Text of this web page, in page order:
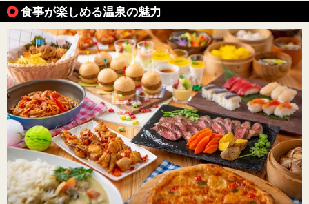
食事が楽しめる温泉の魅力